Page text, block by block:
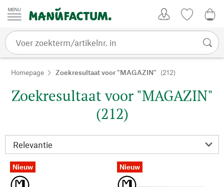
Passer au contenu
Homepage Zoekresultaat voor "MAGAZIN" (212)
Zoekresultaat voor "MAGAZIN"
(212)
Nieuw Nieuw